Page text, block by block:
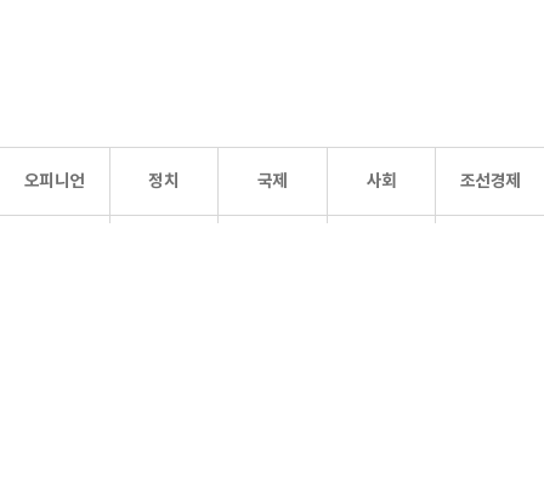
오피니언 정치 국제 사회 조선경제